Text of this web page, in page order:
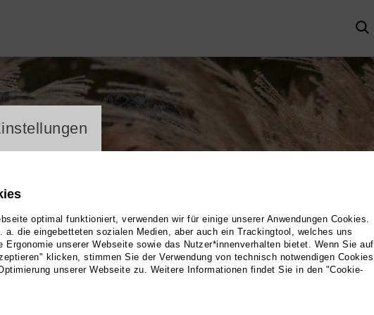
optimal funktioniert, verwenden wir für einige unserer Anwendungen Cookies.
a. die eingebetteten sozialen Medien, aber auch ein Trackingtool, welches uns
Ergonomie unserer Webseite sowie das Nutzer*innenverhalten bietet. Wenn Sie auf
klicken, stimmen Sie der Verwendung von technisch notwendigen Cookies
unserer Webseite zu. Weitere Informationen findet Sie in den "Cookie-